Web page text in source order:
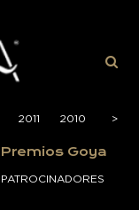
2011 2010 2009
>
Goya
PATROCINADORES